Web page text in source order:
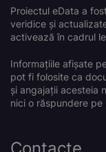
Proiectul eData a
veridice și
activează în cadrul
Informațiile afișate
pot fi folosite ca
și angajații acesteia
nici o răspundere